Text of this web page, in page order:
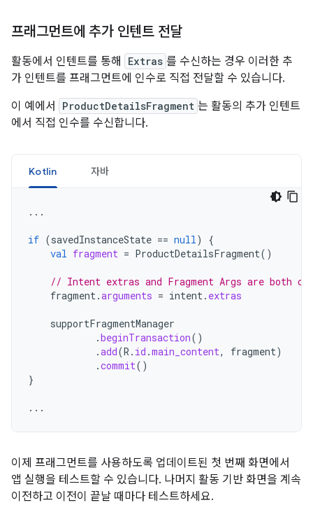
프래그먼트에 추가 인텐트 전달
활동에서 인텐트를 통해 Extras 를 수신하는 경우 이러한 추
가 인텐트를 프래그먼트에 인수로 직접 전달할 수 있습니다.
이 예에서
ProductDetailsFragment 는 활동의 추가 인텐트
에서 직접 인수를 수신합니다.
Kotlin 자바
...
if (savedInstanceState == null)
{
val fragment = ProductDetailsFragment()
// Intent extras and Fragment Args are both of
fragment.arguments = intent. extras
supportFragmentManager
.beginTransaction()
.add(R . id .main_content, fragment)
.commit()
}
...
이제 프래그먼트를 사용하도록 업데이트된 첫 번째 화면에서
앱 실행을 테스트할 수 있습니다. 나머지 활동 기반 화면을 계속
이전하고 이전이 끝날 때마다 테스트하세요.